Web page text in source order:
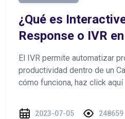
¿Qué es
Response o IVR
El IVR permite automatizar
productividad dentro de un
cómo funciona, haz click aquí
2023-07-05 248659